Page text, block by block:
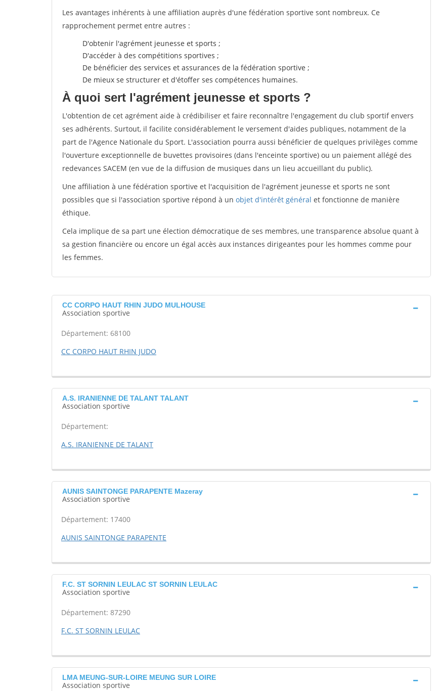
Les avantages inhérents à une affiliation auprès d'une fédération sportive sont nombreux. Ce
rapprochement permet entre autres :
D'obtenir l'agrément jeunesse et sports ;
D'accéder à des compétitions sportives ;
De bénéficier des services et assurances de la fédération sportive ;
De mieux se structurer et d'étoffer ses compétences humaines.
À quoi sert l'agrément jeunesse et sports ?
L'obtention de cet agrément aide à crédibiliser et faire reconnaître l'engagement du club sportif envers
ses adhérents. Surtout, il facilite considérablement le versement d'aides publiques, notamment de la
part de l'Agence Nationale du Sport. L'association pourra aussi bénéficier de quelques privilèges comme
l'ouverture exceptionnelle de buvettes provisoires (dans l'enceinte sportive) ou un paiement allégé des
redevances SACEM (en vue de la diffusion de musiques dans un lieu accueillant du public).
Une affiliation à une fédération sportive et l'acquisition de l'agrément jeunesse et sports ne sont
possibles que si l'association sportive répond à un objet d'intérêt général et fonctionne de manière
éthique.
Cela implique de sa part une élection démocratique de ses membres, une transparence absolue quant à
sa gestion financière ou encore un égal accès aux instances dirigeantes pour les hommes comme pour
les femmes.
CC CORPO HAUT RHIN JUDO MULHOUSE
Association sportive
Département: 68100
CC CORPO HAUT RHIN JUDO
A.S. IRANIENNE DE TALANT TALANT
Association sportive
Département:
A.S. IRANIENNE DE TALANT
AUNIS SAINTONGE PARAPENTE Mazeray
Association sportive
Département: 17400
AUNIS SAINTONGE PARAPENTE
F.C. ST SORNIN LEULAC ST SORNIN LEULAC
Association sportive
Département: 87290
F.C. ST SORNIN LEULAC
LMA MEUNG-SUR-LOIRE MEUNG SUR LOIRE
Association sportive